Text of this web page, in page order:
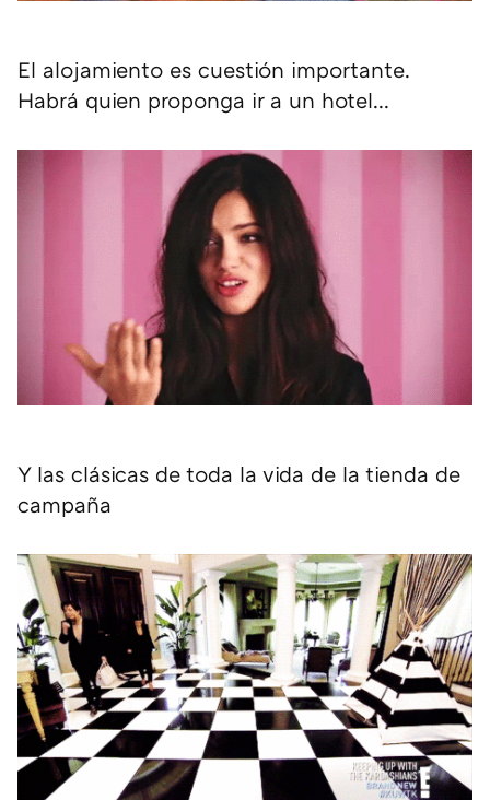
El alojamiento es cuestión importante.
Habrá quien proponga ir a un hotel...
Y las clásicas de toda la vida de la tienda de
campaña